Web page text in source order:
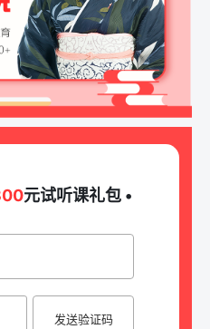
元试听课礼包 •
发送验证码